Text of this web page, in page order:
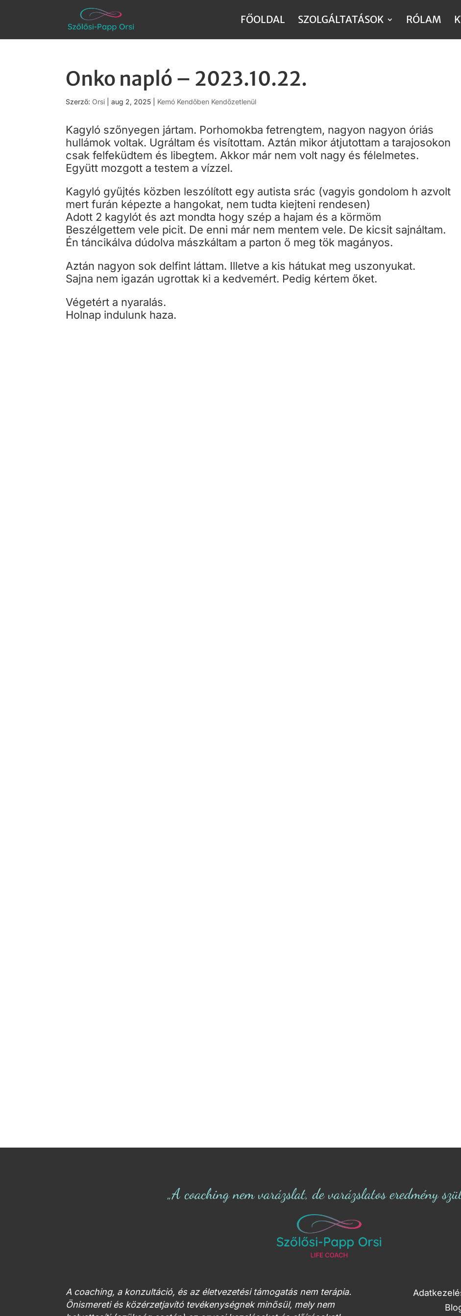
FŐOLDAL SZOLGÁLTATÁSOK RÓLAM
Onko napló – 2023.10.22.
Szerző: Orsi |aug 2, 2025 Kemó Kendőben Kendőzetlenül
Kagyló szőnyegen jártam. Porhomokba fetrengtem, nagyon nagyon óriás
hullámok voltak. Ugráltam és visítottam. Aztán mikor átjutottam a tarajosokon
csak felfeküdtem és libegtem. Akkor már nem volt nagy és félelmetes.
Együtt mozgott a testem a vízzel.
Kagyló gyűjtés közben leszólított egy autista srác (vagyis gondolom h azvolt
mert furán képezte a hangokat, nem tudta kiejteni rendesen)
Adott 2 kagylót és azt mondta hogy szép a hajam és a körmöm
Beszélgettem vele picit. De enni már nem mentem vele. De kicsit sajnáltam.
Én táncikálva dúdolva mászkáltam a parton ő meg tök magányos.
Aztán nagyon sok delfint láttam. Illetve a kis hátukat meg uszonyukat.
Sajna nem igazán ugrottak ki a kedvemért. Pedig kértem őket.
Végetért a nyaralás.
Holnap indulunk haza.
„A coaching nem varázslat, de varázslatos eredmény
A coaching, a konzultáció, és az életvezetési támogatás nem terápia.
Önismereti és közérzetjavító tevékenységnek minősül, mely nem